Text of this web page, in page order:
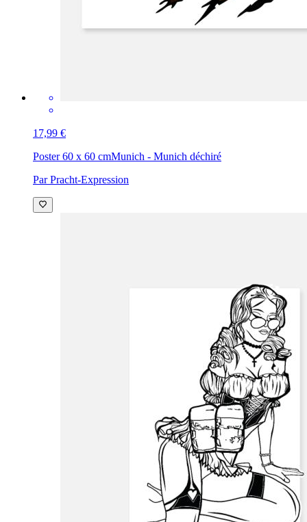
17,99 €
Poster 60 x 60 cmMunich - Munich déchiré
Par Pracht-Expression